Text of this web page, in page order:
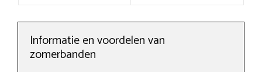
Informatie en voordelen van
zomerbanden